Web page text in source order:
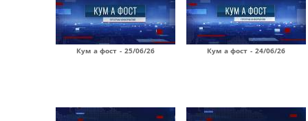
Кум а фост - 25/06/26 Кум а фост - 24/06/26